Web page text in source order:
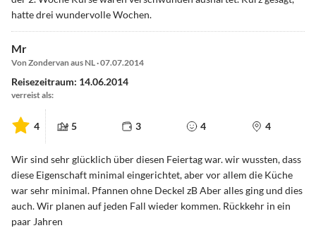
hatte drei wundervolle Wochen.
Mr
Von Zondervan aus NL · 07.07.2014
Reisezeitraum: 14.06.2014
verreist als:
4 5 3 4 4
Wir sind sehr glücklich über diesen Feiertag war. wir wussten, dass
diese Eigenschaft minimal eingerichtet, aber vor allem die Küche
war sehr minimal. Pfannen ohne Deckel zB Aber alles ging und dies
auch. Wir planen auf jeden Fall wieder kommen. Rückkehr in ein
paar Jahren